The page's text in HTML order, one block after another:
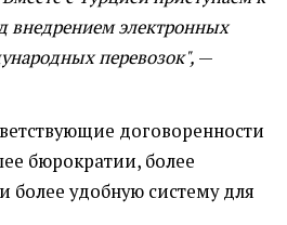
внедрением электронных
перевозок", —
договоренности
бюрократии, более
более удобную систему для